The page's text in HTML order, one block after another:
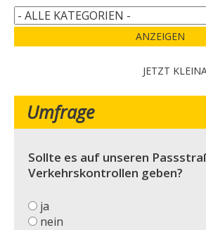
ANZEIGEN
JETZT
Umfrage
Sollte es auf unseren
Verkehrskontrollen geben?
ja
nein